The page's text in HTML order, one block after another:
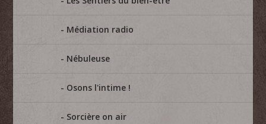
Médiation radio
Nébuleuse
Osons l'intime !
Sorcière on air